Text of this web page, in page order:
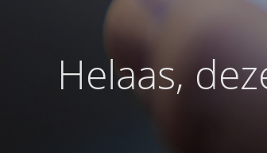
Helaas,